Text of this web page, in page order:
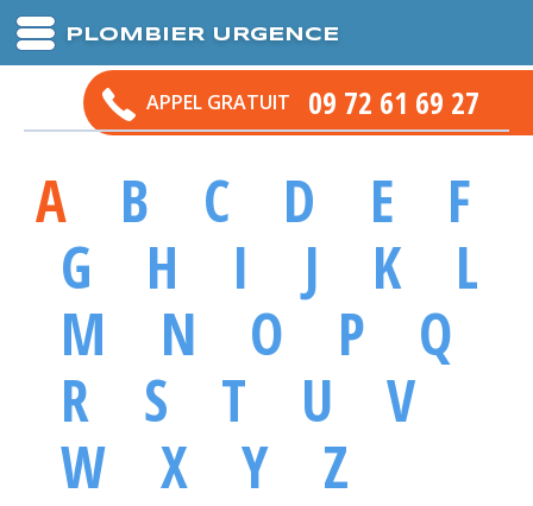
PLOMBIER URGENCE
APPEL GRATUIT 09 72 61 69 27
A B C D E
F
G
H I J K
L
M
N O P
Q
R
S T U
V
W
X Y Z